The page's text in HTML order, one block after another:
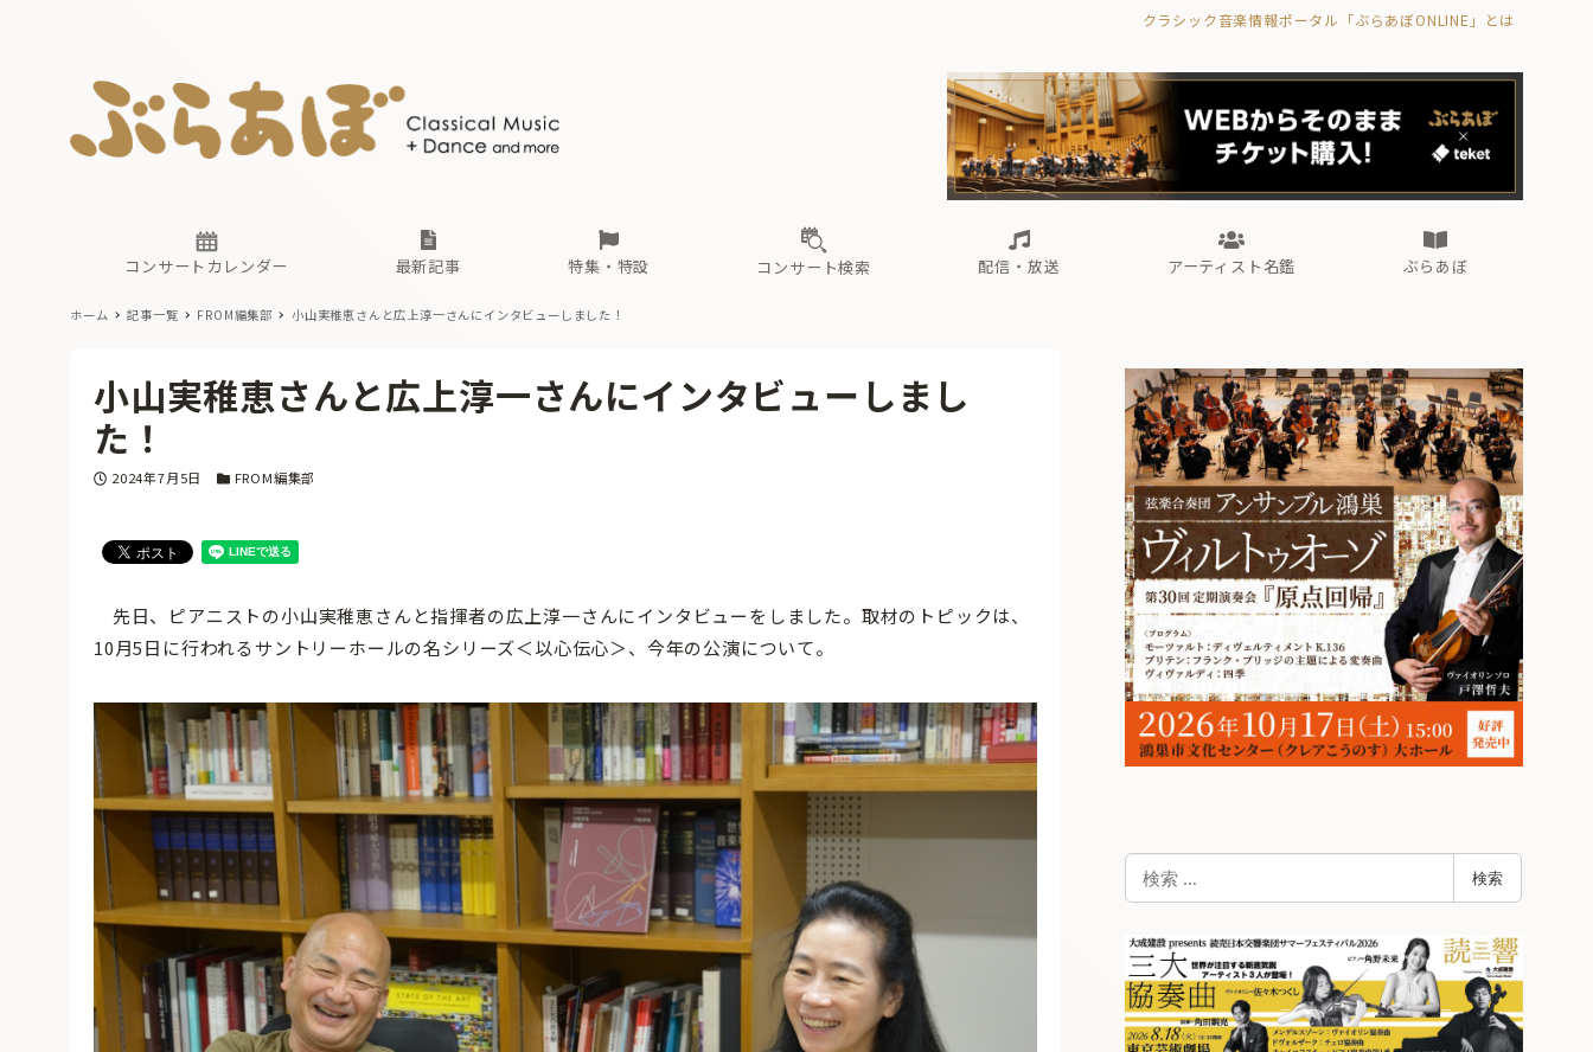
クラシック音楽情報ポータル「ぶらあぼONLINE」とは
コンサートカレンダー 最新記事
古楽とその先と オーケストラの楽屋から 海の向こうの音楽家 ぶらあぼブラス！
フォルテピアノ・オデッセイ
特集・特設
現場のプロが推す！間違いないオーケストラコンサート
過去の特集
コンサート検索 配信・放送
無料ライブ配信スケジュール 有料ライブ配信スケジュール
アーティスト名鑑
あ さ た な は ま や ら わ
ぶらあぼ
古楽とその先と 海の向こうの音楽家 Aからの眺望 ぶらあぼブラス！
フォルテピアノ・オデッセイ
過去の特集
無料ライブ配信スケジュール
あ か さ
ホーム 記事一覧 FROM編集部 小山実稚恵さんと広上淳一さんにインタビューしました！
小山実稚恵さんと広上淳一さんにインタビューしまし
た！
投稿日
2024年7月5日 カテゴリー
FROM編集部
先日、ピアニストの小山実稚恵さんと指揮者の広上淳一さんにインタビューをしました。取材のトピックは、
10月5日に行われるサントリーホールの名シリーズ＜以心伝心＞、今年の公演について。
検
索
検索